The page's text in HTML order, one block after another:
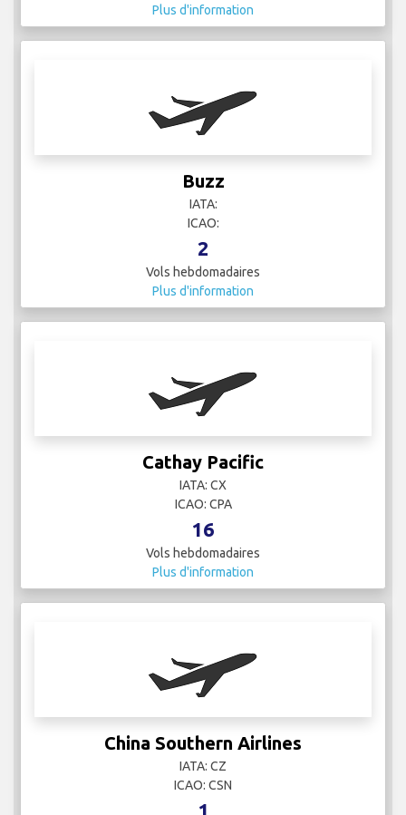
Plus d'information
Buzz
IATA:
ICAO:
2
Vols hebdomadaires
Plus d'information
IATA: CX
ICAO: CPA
Vols hebdomadaires
Plus d'information
1
Vols hebdomadaires